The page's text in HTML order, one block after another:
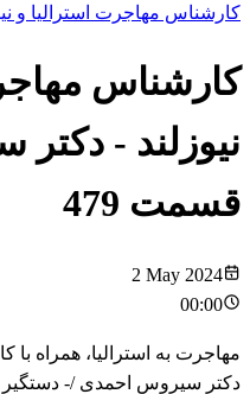
کارشناس مهاجرت استرالیا و
کارشناس
نیوزلند -
قسمت 479
2 May 2024
00:00
مهاجرت به استرالیا، همراه با
دکتر سیروس احمدی /- دستگیر